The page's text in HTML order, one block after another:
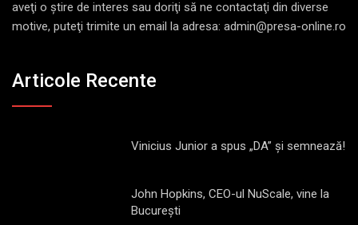
aveţi o ştire de interes sau doriţi să ne contactaţi din diverse
motive, puteţi trimite un email la adresa: admin@presa-online.ro
Articole Recente
Vinicius Junior a spus „DA” și semnează!
John Hopkins, CEO-ul NuScale, vine la
București